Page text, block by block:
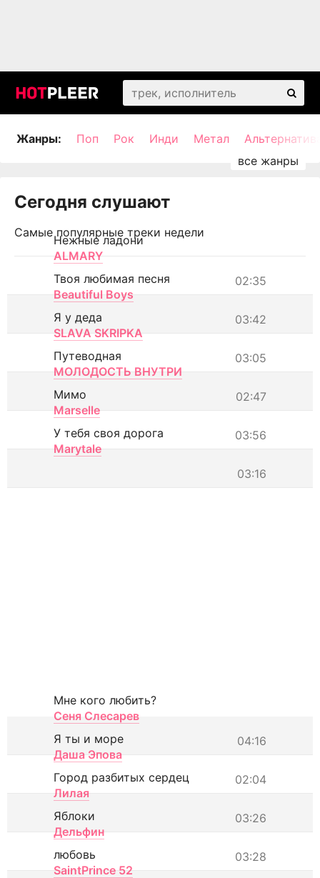
Жанры: Поп Рок Инди Метал
Сегодня слушают
Самые популярные треки недели
Нежные ладони
ALMARY
02:35
Твоя любимая песня
Beautiful Boys
03:42
Я у деда
SLAVA SKRIPKA
03:05
Путеводная
МОЛОДОСТЬ ВНУТРИ
02:47
Мимо
Marselle
03:56
У тебя своя дорога
Marytale
03:16
Мне кого любить?
Сеня Слесарев
04:16
Я ты и море
Даша Эпова
02:04
Город разбитых сердец
Лилая
03:26
Яблоки
Дельфин
03:28
любовь
SaintPrince 52